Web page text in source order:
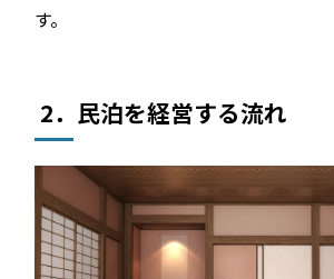
す。
2．民泊を経営する流れ